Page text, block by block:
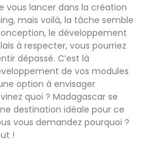
vous lancer dans la création
mais voilà, la tâche semble
le développement
à respecter, vous pourriez
dépassé. C’est là
de vos modules
option à envisager
quoi ? Madagascar se
destination idéale pour ce
vous demandez pourquoi ?
!